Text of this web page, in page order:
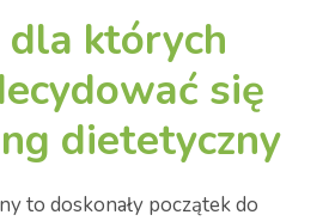
dla których
się
dietetyczny
to doskonały początek do